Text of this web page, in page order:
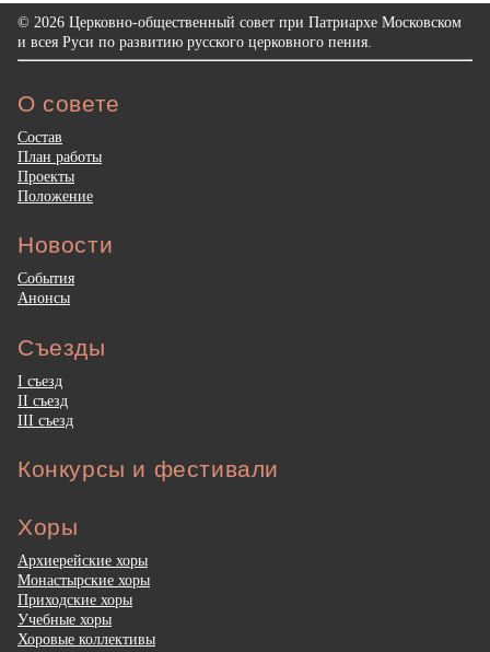
© 2026 Церковно-общественный совет при Патриархе Московском
и всея Руси по развитию русского церковного пения.
О совете
Состав
План работы
Проекты
Положение
Новости
События
Анонсы
Съезды
I съезд
II съезд
III съезд
Конкурсы и фестивали
Хоры
Архиерейские хоры
Монастырские хоры
Приходские хоры
Учебные хоры
Хоровые коллективы